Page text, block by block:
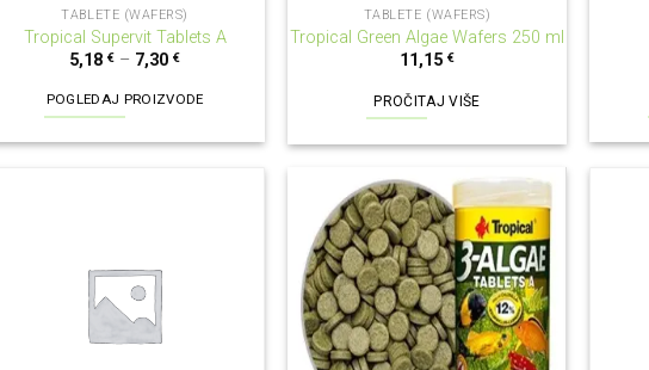
TABLETE (WAFERS)
Tropical Supervit Tablets A
5,18€ – 7,30€
POGLEDAJ PROIZVODE
TABLETE (WAFERS)
Tropical Green Algae Wafers 250 ml
11,15 €
PROČITAJ VIŠE
NEMA NA ZALIHI